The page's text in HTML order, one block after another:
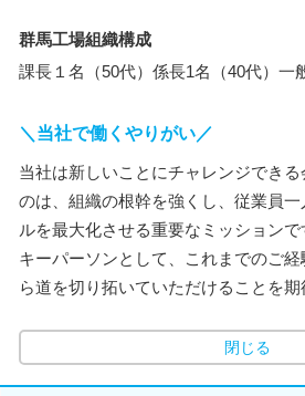
群馬工場組織構成
課長１名（50代）係長1名（40代）一
＼当社で働くやりがい／
当社は新しいことにチャレンジでき
のは、組織の根幹を強くし、従業員
ルを最大化させる重要なミッション
キーパーソンとして、これまでのご
ら道を切り拓いていただけることを期
閉じる